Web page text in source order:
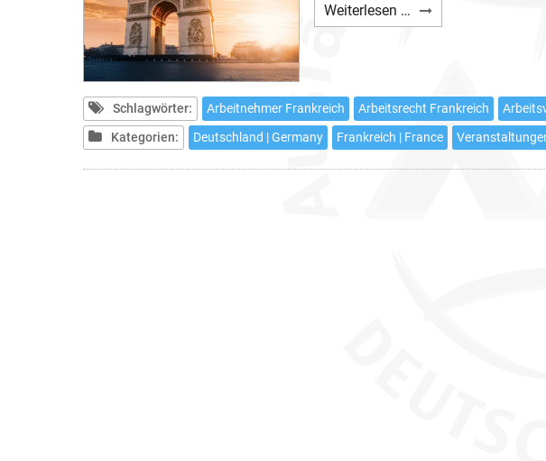
Weiterlesen … Der
Arbeitsvertrag
–
ein
kostenloses
Schlagwörter: Arbeitnehmer Frankreich Arbeitsrecht Frankreich
Kategorien:
Deutschland | Germany Frankreich | France